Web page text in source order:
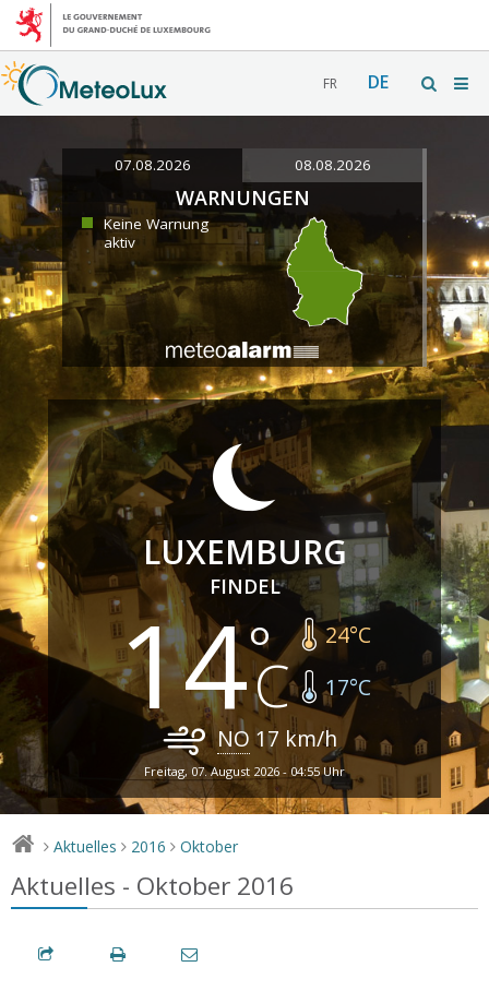
FR DE
07.08.2026 08.08.2026
WARNUNGEN
Keine Warnung
aktiv
LUXEMBURG
FINDEL
14 24°C
17°C
NO 17 km/h
Freitag, 07. August 2026 - 04:55 Uhr
> Aktuelles > 2016 > Oktober
Aktuelles - Oktober 2016